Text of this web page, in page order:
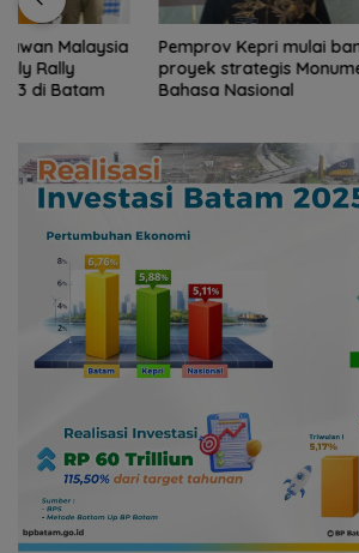
Pemprov Kepri mulai bangun
proyek strategis Monumen
Bahasa Nasional
Pemkab
tentang